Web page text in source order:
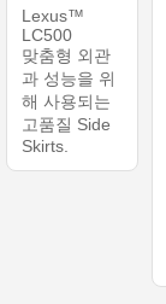
Lexus™
LC500
맞춤형 외관
과 성능을 위
해 사용되는
고품질 Side
Skirts.